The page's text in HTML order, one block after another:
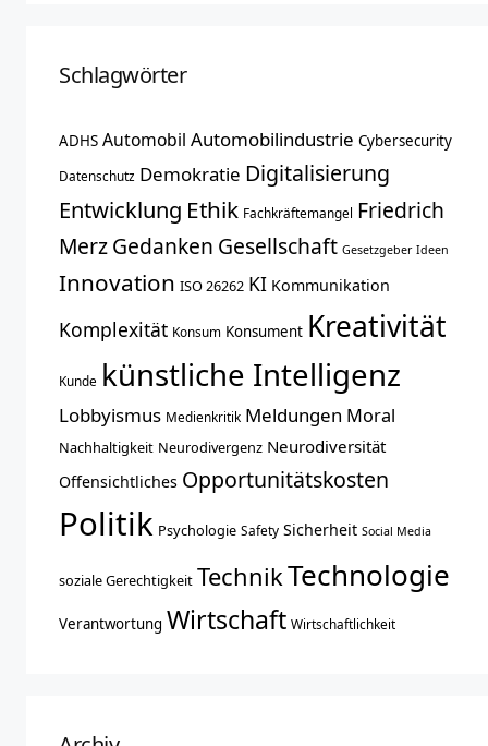
Schlagwörter
ADHS Automobil Automobilindustrie Cybersecurity
Datenschutz Demokratie Digitalisierung
Entwicklung Ethik Fachkräftemangel Friedrich
MerzGedanken Gesellschaft Gesetzgeber Ideen
Innovation ISO 26262 KI Kommunikation
Komplexität Konsum Konsument Kreativität
Kunde künstliche Intelligenz
Lobbyismus Medienkritik Meldungen Moral
Nachhaltigkeit Neurodivergenz Neurodiversität
Offensichtliches Opportunitätskosten
Politik Psychologie Safety Sicherheit Social Media
soziale Gerechtigkeit TechnikTechnologie
Verantwortung Wirtschaft Wirtschaftlichkeit